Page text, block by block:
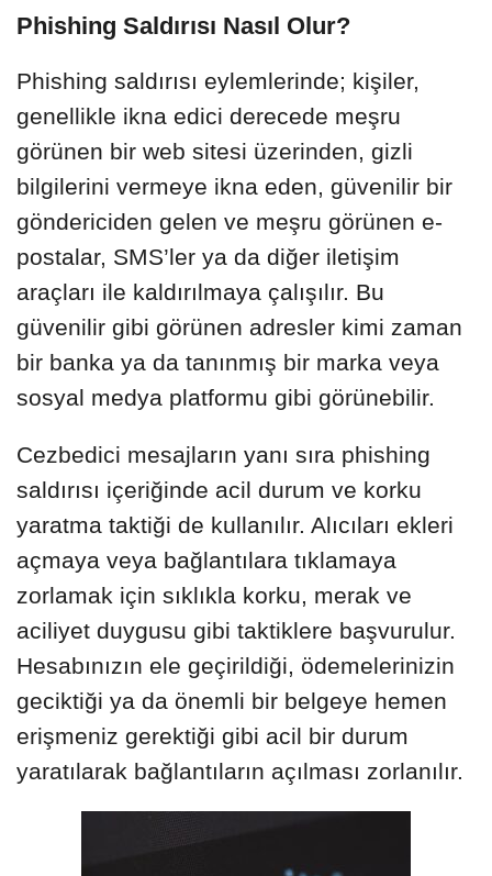
Phishing Saldırısı Nasıl Olur?
Phishing saldırısı eylemlerinde; kişiler,
genellikle ikna edici derecede meşru
görünen bir web sitesi üzerinden, gizli
bilgilerini vermeye ikna eden, güvenilir bir
göndericiden gelen ve meşru görünen e-
postalar, SMS’ler ya da diğer iletişim
araçları ile kaldırılmaya çalışılır. Bu
güvenilir gibi görünen adresler kimi zaman
bir banka ya da tanınmış bir marka veya
sosyal medya platformu gibi görünebilir.
Cezbedici mesajların yanı sıra phishing
saldırısı içeriğinde acil durum ve korku
yaratma taktiği de kullanılır. Alıcıları ekleri
açmaya veya bağlantılara tıklamaya
zorlamak için sıklıkla korku, merak ve
aciliyet duygusu gibi taktiklere başvurulur.
Hesabınızın ele geçirildiği, ödemelerinizin
geciktiği ya da önemli bir belgeye hemen
erişmeniz gerektiği gibi acil bir durum
yaratılarak bağlantıların açılması zorlanılır.